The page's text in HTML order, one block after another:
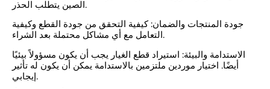
الصينيتطلب الحذر.
جودة المنتجات والضمان: كيفية التحقق من جودة القطع وكيفية
التعامل مع أي مشاكل محتملة بعد الشراء.
الاستدامة والبيئة: استيراد قطع الغيار يجب أن يكون مسؤولاً بيئيًا
أيضًا. اختيار موردين ملتزمين بالاستدامة يمكن أن يكون له تأثير
إيجابي.